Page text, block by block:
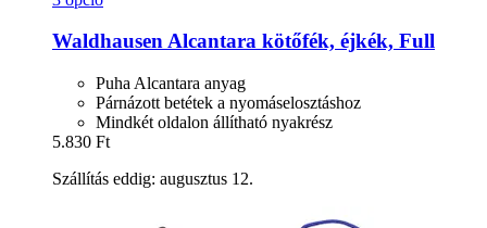
WaldhausenAlcantara kötőfék, éjkék, Full
Puha Alcantara anyag
Párnázott betétek a nyomáselosztáshoz
Mindkét oldalon állítható nyakrész
5.830 Ft
Szállítás eddig: augusztus 12.